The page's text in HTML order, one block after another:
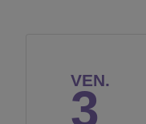
VEN.
3